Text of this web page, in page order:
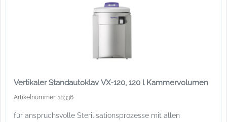
Vertikaler Standautoklav VX-120, 120 l Kammervolumen
Artikelnummer: 18336
für anspruchsvolle Sterilisationsprozesse mit allen